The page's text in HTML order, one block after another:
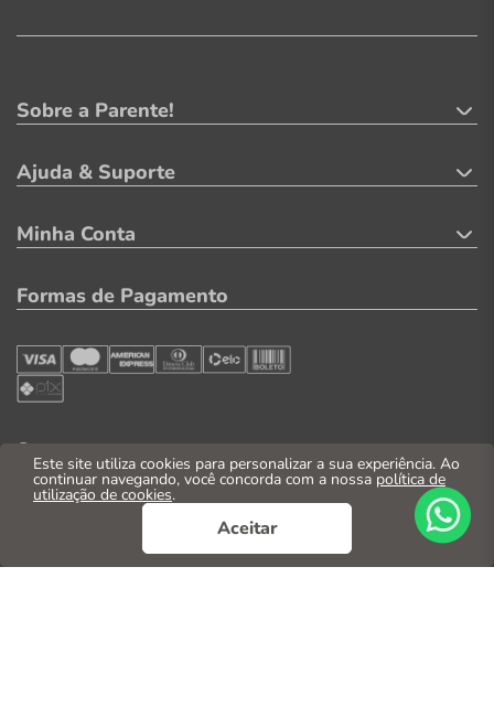
Este site utiliza cookies para personalizar a sua experiência. Ao
continuar navegando, você concorda com a nossapolítica de
utilização de cookies.
Aceitar
Sobre a Parente!
Ajuda & Suporte
Minha Conta
Formas de Pagamento
Segurança